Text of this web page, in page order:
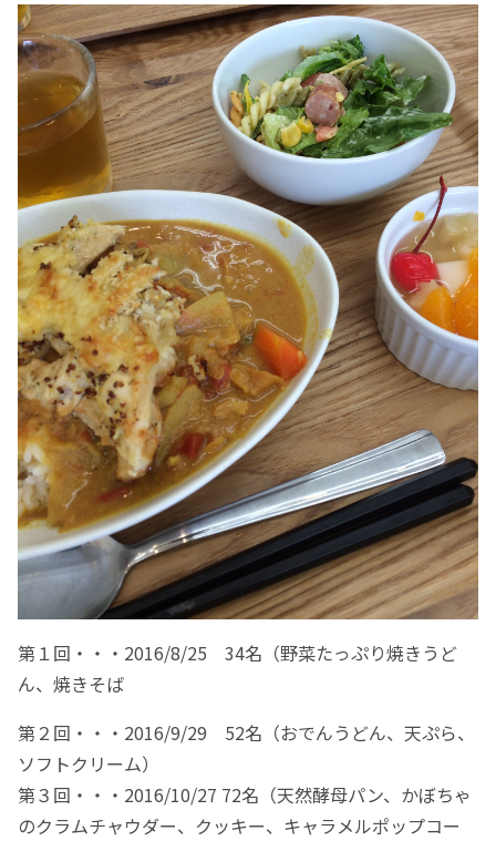
第１回・・・2016/8/25 34名（野菜たっぷり焼きうど
ん、焼きそば
第２回・・・2016/9/29 52名（おでんうどん、天ぷら、
ソフトクリーム）
第３回・・・2016/10/27 72名（天然酵母パン、かぼちゃ
のクラムチャウダー、クッキー、キャラメルポップコー